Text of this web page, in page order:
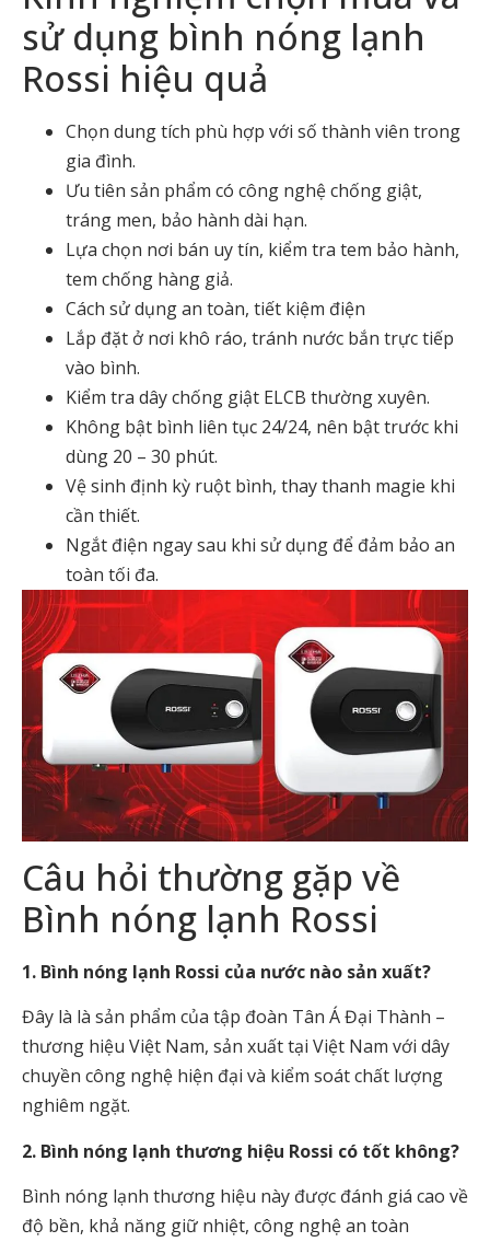
sử dụng bình nóng lạnh
Rossi hiệu quả
Chọn dung tích phù hợp với số thành viên trong
gia đình.
Ưu tiên sản phẩm có công nghệ chống giật,
tráng men, bảo hành dài hạn.
Lựa chọn nơi bán uy tín, kiểm tra tem bảo hành,
tem chống hàng giả.
Cách sử dụng an toàn, tiết kiệm điện
Lắp đặt ở nơi khô ráo, tránh nước bắn trực tiếp
vào bình.
Kiểm tra dây chống giật ELCB thường xuyên.
Không bật bình liên tục 24/24, nên bật trước khi
dùng 20 – 30 phút.
Vệ sinh định kỳ ruột bình, thay thanh magie khi
cần thiết.
Ngắt điện ngay sau khi sử dụng để đảm bảo an
toàn tối đa.
Câu hỏi thường gặp về
Bình nóng lạnh Rossi
1. Bình nóng lạnh Rossi của nước nào sản xuất?
Đây là là sản phẩm của tập đoàn Tân Á Đại Thành –
thương hiệu Việt Nam, sản xuất tại Việt Nam với dây
chuyền công nghệ hiện đại và kiểm soát chất lượng
nghiêm ngặt.
2. Bình nóng lạnh thương hiệu Rossi có tốt không?
Bình nóng lạnh thương hiệu này được đánh giá cao về
độ bền, khả năng giữ nhiệt, công nghệ an toàn